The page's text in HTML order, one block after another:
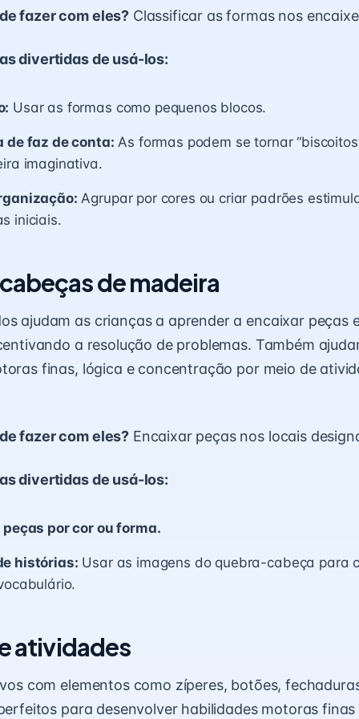
fazer com eles? Classificar as formas nos
divertidas de usá-los:
Usar as formas como pequenos blocos.
de faz de conta: As formas podem se tornar
imaginativa.
Agrupar por cores ou criar padrões
iniciais.
de madeira
ajudam as crianças a aprender a encaixar peças
a resolução de problemas. Também
finas, lógica e concentração por meio de
fazer com eles? Encaixar peças nos locais
divertidas de usá-los:
por cor ou forma.
histórias: Usar as imagens do quebra-cabeça para
atividades
com elementos como zíperes, botões,
para desenvolver habilidades motoras